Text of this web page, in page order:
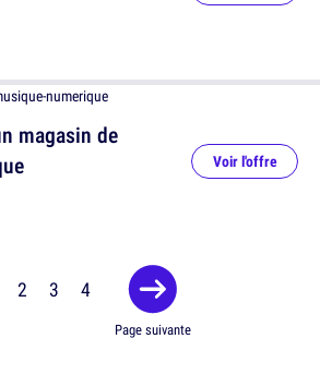
magasin de
Voir l'offre
2 3 4
Page suivante